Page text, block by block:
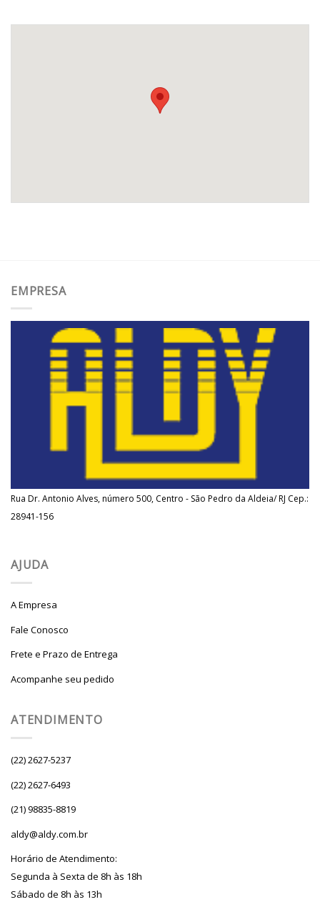
EMPRESA
Rua Dr. Antonio Alves, número 500, Centro - São Pedro da Aldeia/ RJ Cep.:
28941-156
AJUDA
A Empresa
Fale Conosco
Frete e Prazo de Entrega
Acompanhe seu pedido
ATENDIMENTO
(22) 2627-5237
(22) 2627-6493
(21) 98835-8819
aldy@aldy.com.br
Horário de Atendimento:
Segunda à Sexta de 8h às 18h
Sábado de 8h às 13h